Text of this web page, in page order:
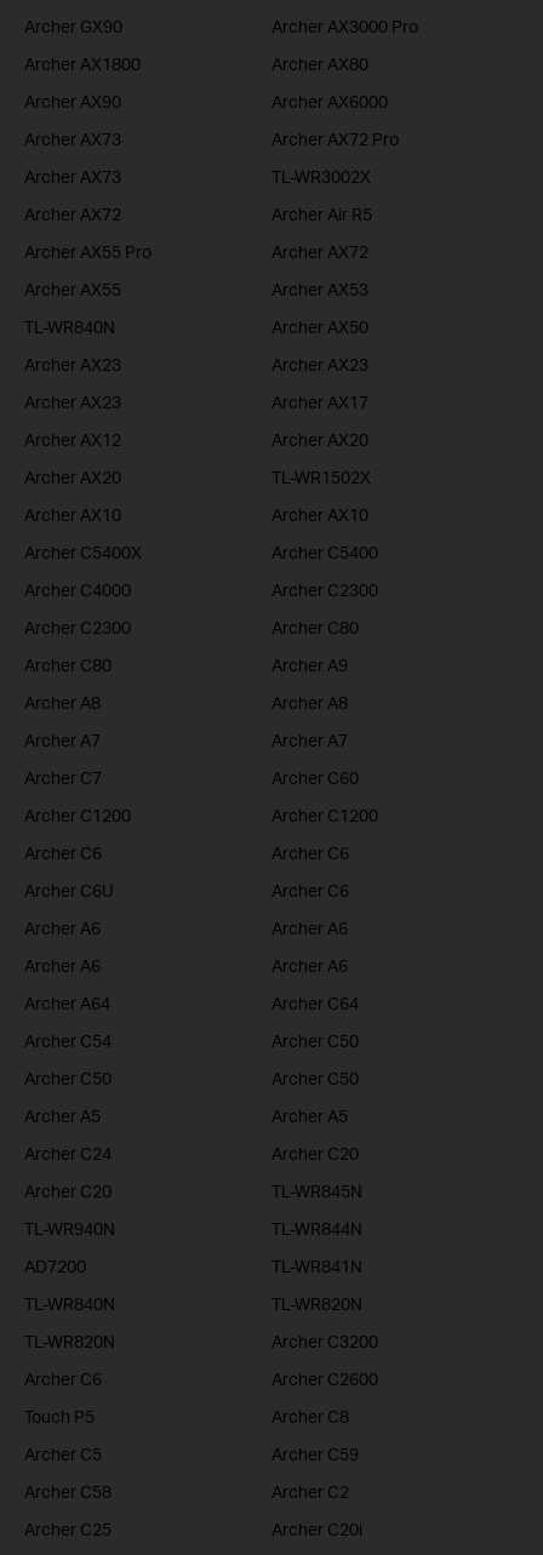
Archer GX90
Archer AX3000 Pro
Archer AX1800
Archer AX80
Archer AX90
Archer AX6000
Archer AX73
Archer AX72 Pro
Archer AX73
TL-WR3002X
Archer AX72
Archer Air R5
Archer AX55 Pro
Archer AX72
Archer AX55
Archer AX53
TL-WR840N
Archer AX50
Archer AX23
Archer AX23
Archer AX23
Archer AX17
Archer AX12
Archer AX20
Archer AX20
TL-WR1502X
Archer AX10
Archer AX10
Archer C5400X
Archer C5400
Archer C4000
Archer C2300
Archer C2300
Archer C80
Archer C80
Archer A9
Archer A8
Archer A8
Archer A7
Archer A7
Archer C7
Archer C60
Archer C1200
Archer C1200
Archer C6
Archer C6
Archer C6U
Archer C6
Archer A6
Archer A6
Archer A6
Archer A6
Archer A64
Archer C64
Archer C54
Archer C50
Archer C50
Archer C50
Archer A5
Archer A5
Archer C24
Archer C20
Archer C20
TL-WR845N
TL-WR940N
TL-WR844N
AD7200
TL-WR841N
TL-WR840N
TL-WR820N
TL-WR820N
Archer C3200
Archer C6
Archer C2600
Touch P5
Archer C8
Archer C5
Archer C59
Archer C58
Archer C2
Archer C25
Archer C20i